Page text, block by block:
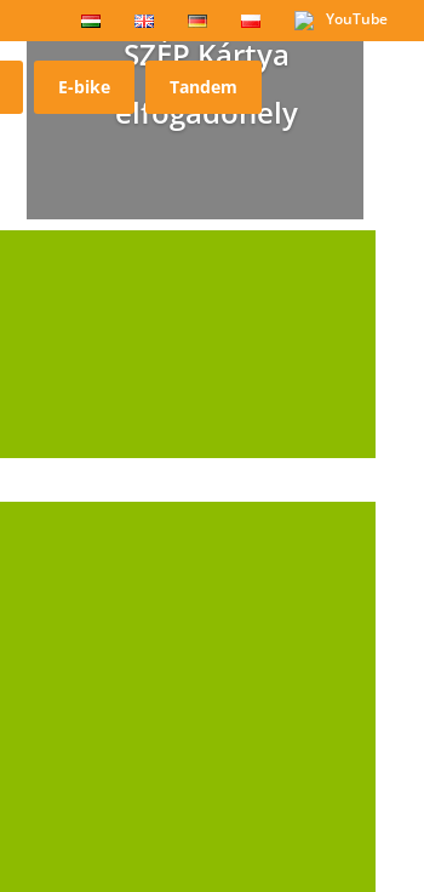
YouTube
E-bike Tandem
SZÉP Kártya
elfogadóhely